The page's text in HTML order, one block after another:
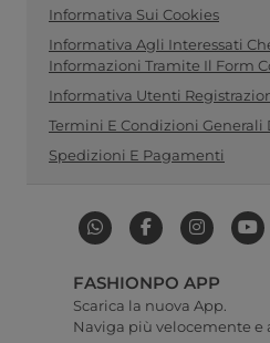
Informativa Sui Cookies
Informativa Agli Interessati
Informazioni Tramite Il Form
Informativa Utenti
Termini E Condizioni Generali
Spedizioni E Pagamenti
FASHIONPO APP
Scarica la nuova App.
Naviga più velocemente e